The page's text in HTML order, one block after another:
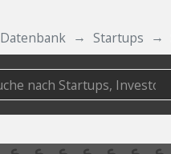
Datenbank Startups